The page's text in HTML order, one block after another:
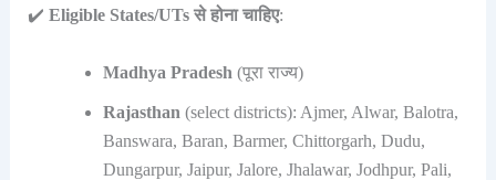
✔️ Eligible States/UTs से होना चाहिए:
Madhya Pradesh (पूरा राज्य)
Rajasthan (select districts): Ajmer, Alwar, Balotra,
Banswara, Baran, Barmer, Chittorgarh, Dudu,
Dungarpur, Jaipur, Jalore, Jhalawar, Jodhpur, Pali,